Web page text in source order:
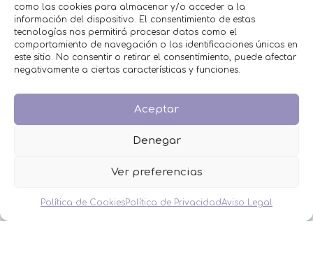
como las cookies para almacenar y/o acceder a la
información del dispositivo. El consentimiento de estas
tecnologías nos permitirá procesar datos como el
comportamiento de navegación o las identificaciones únicas en
este sitio. No consentir o retirar el consentimiento, puede afectar
negativamente a ciertas características y funciones.
Aceptar
Denegar
Ver preferencias
Política de CookiesPolítica de PrivacidadAviso Legal
HOMBRES
MESAS DULCES
MINIPERFUMES
MUJERES
NIÑOS
OFERTAS
Política de Privacidad
Política de Cookies